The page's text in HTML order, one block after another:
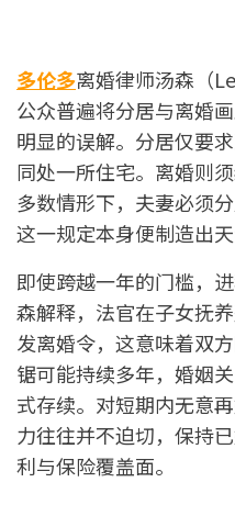
多伦多离婚律师汤森（
公众普遍将分居与离婚
明显的误解。分居仅要
同处一所住宅。离婚则
多数情形下，夫妻必须
这一规定本身便制造出天
即使跨越一年的门槛，
森解释，法官在子女抚
发离婚令，这意味着双
锯可能持续多年，婚姻
式存续。对短期内无意
力往往并不迫切，保持
利与保险覆盖面。